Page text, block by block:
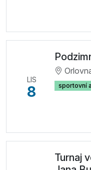
LIS
8 sportovní
Turnaj